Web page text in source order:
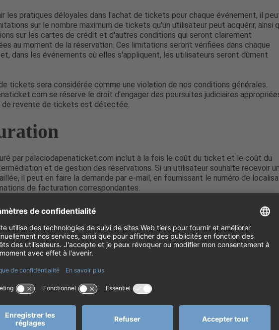
les pratiques déloyales dans l'achat de tickets pour chaque événement, il
sur le nombre maximum de tickets qu'un utilisateur peut acquérir, ainsi
sur les cartes de crédit et d'autres conditions qui seront clairement
au moment de la réservation. Ces limitations seront vérifiées dans chaque
dans les événements où elles s'appliquent, les utilisateurs seront dûment
tickets sera considérée comme une violation de nos conditions générales.
se réserve le droit d'engager des poursuites judiciaires
de revente de tickets est détectée.
par palaciodapenaticket.com inclut à la fois le coût du ticket et le coût du
et de gestion des réservations. Si un utilisateur souhaite recevoir
il peut en faire la demande par e-mail, en fournissant le numéro de
de facturation correspondantes.
Rétractation
dans la législation européenne sur la protection des consommateurs, le
s'applique pas lorsque le service a été entièrement ou partiellement
a donné son consentement préalable et explicite et reconnaît qu'il
une fois le contrat entièrement exécuté par le vendeur, c'est-à-dire au
De plus, le droit de rétractation ne s'applique pas lorsqu'une date ou une
pour la prestation du service a été fournie.